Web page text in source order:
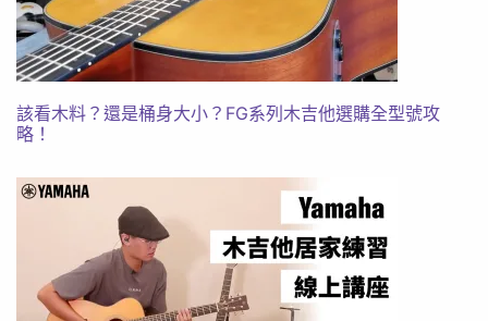
該看木料？還是桶身大小？FG系列木吉他選購全型號攻
略！